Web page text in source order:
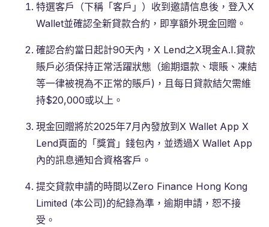
特選客戶（下稱「客戶」）收到邀請信息後，登入X
Wallet並確認全新貸款合約，即享額外現金回贈。
確認合約當日起計90天內，X Lend之X現金A.I.貸款
賬戶必須保持正常活躍狀態（逾期還款、壞賬、凍結
等一律被視為不正常的賬戶)，且每日貸款結欠需維
持$20,000或以上。
現金回贈將於2025年7月內發放到X Wallet App X
Lend頁面的「獎賞」錢包內，並透過X Wallet App
內的訊息通知合資格客戶。
提交貸款申請的時間以Zero Finance Hong Kong
Limited (本公司)的紀錄為準，逾期申請，恕不接
受。